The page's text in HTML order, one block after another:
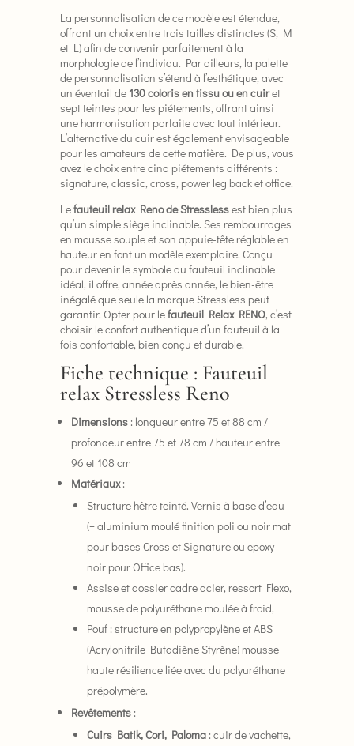
La personnalisation de ce modèle est étendue,
offrant un choix entre trois tailles distinctes (S, M
et L) afin de convenir parfaitement à la
morphologie de l’individu. Par ailleurs, la palette
de personnalisation s’étend à l’esthétique, avec
un éventail de130 coloris en tissu ou en cuiret
sept teintes pour les piétements, offrant ainsi
une harmonisation parfaite avec tout intérieur.
L’alternative du cuir est également envisageable
pour les amateurs de cette matière. De plus, vous
avez le choix entre cinq piétements différents :
signature, classic, cross, power leg back et office.
Lefauteuil relax Reno de Stresslessest bien plus
qu’un simple siège inclinable. Ses rembourrages
en mousse souple et son appuie-tête réglable en
hauteur en font un modèle exemplaire. Conçu
pour devenir le symbole du fauteuil inclinable
idéal, il offre, année après année, le bien-être
inégalé que seule la marque Stressless peut
garantir. Opter pour lefauteuil Relax RENO, c’est
choisir le confort authentique d’un fauteuil à la
fois confortable, bien conçu et durable.
Fiche technique : Fauteuil
relax Stressless Reno
Dimensions: longueur entre 75 et 88 cm /
profondeur entre 75 et 78 cm / hauteur entre
96 et 108 cm
Matériaux:
Structure hêtre teinté. Vernis à base d’eau
(+ aluminium moulé finition poli ou noir mat
pour bases Cross et Signature ou epoxy
noir pour Office bas).
Assise et dossier cadre acier, ressort Flexo,
mousse de polyuréthane moulée à froid,
Pouf : structure en polypropylène et ABS
(Acrylonitrile Butadiène Styrène) mousse
haute résilience liée avec du polyuréthane
prépolymère.
Revêtements:
Cuirs Batik, Cori, Paloma: cuir de vachette,